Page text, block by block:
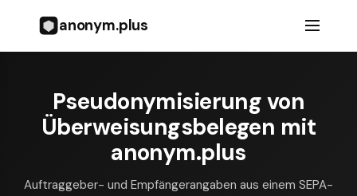
anonym.plus
Pseudonymisierung von
Überweisungsbelegen mit
anonym.plus
Auftraggeber- und Empfängerangaben aus einem SEPA-